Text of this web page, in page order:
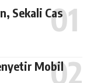
Sekali Cas
Mobil